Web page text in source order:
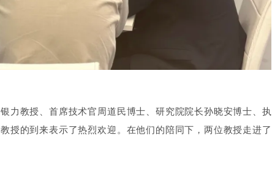
力教授、首席技术官周道民博士、研究院院长孙晓安博士、执
授的到来表示了热烈欢迎。在他们的陪同下，两位教授走进了